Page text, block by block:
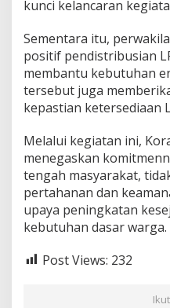
r
s
b
s
i
d
i
kunci kelancaran
Sementara itu,
positif pendistribusian
membantu kebutuhan
tersebut juga
kepastian ketersediaan
Melalui kegiatan ini,
menegaskan
tengah masyarakat,
pertahanan dan
upaya peningkatan
kebutuhan dasar warga.
Post Views: 232